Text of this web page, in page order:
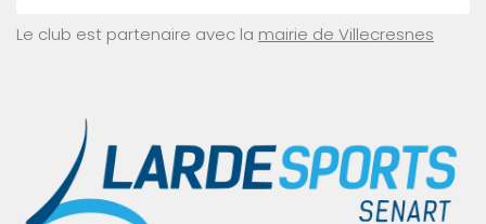
Le club est partenaire avec la mairie de Villecresnes